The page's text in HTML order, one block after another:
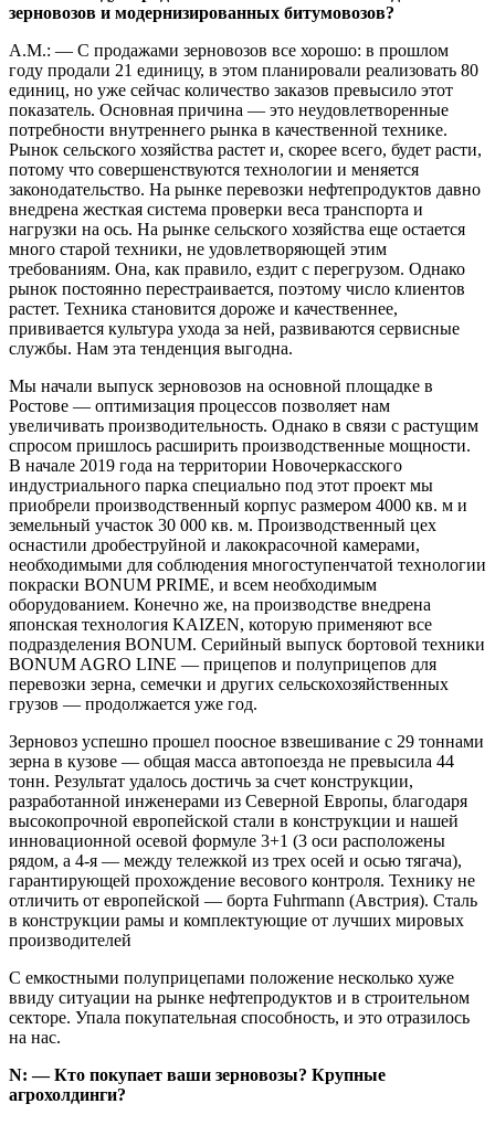
зерновозов и модернизированных битумовозов?
А.М.: — С продажами зерновозов все хорошо: в прошлом
году продали 21 единицу, в этом планировали реализовать 80
единиц, но уже сейчас количество заказов превысило этот
показатель. Основная причина — это неудовлетворенные
потребности внутреннего рынка в качественной технике.
Рынок сельского хозяйства растет и, скорее всего, будет расти,
потому что совершенствуются технологии и меняется
законодательство. На рынке перевозки нефтепродуктов давно
внедрена жесткая система проверки веса транспорта и
нагрузки на ось. На рынке сельского хозяйства еще остается
много старой техники, не удовлетворяющей этим
требованиям. Она, как правило, ездит с перегрузом. Однако
рынок постоянно перестраивается, поэтому число клиентов
растет. Техника становится дороже и качественнее,
прививается культура ухода за ней, развиваются сервисные
службы. Нам эта тенденция выгодна.
Мы начали выпуск зерновозов на основной площадке в
Ростове — оптимизация процессов позволяет нам
увеличивать производительность. Однако в связи с растущим
спросом пришлось расширить производственные мощности.
В начале 2019 года на территории Новочеркасского
индустриального парка специально под этот проект мы
приобрели производственный корпус размером 4000 кв. м и
земельный участок 30 000 кв. м. Производственный цех
оснастили дробеструйной и лакокрасочной камерами,
необходимыми для соблюдения многоступенчатой технологии
покраски BONUM PRIME, и всем необходимым
оборудованием. Конечно же, на производстве внедрена
японская технология KAIZEN, которую применяют все
подразделения BONUM. Серийный выпуск бортовой техники
BONUM AGRO LINE — прицепов и полуприцепов для
перевозки зерна, семечки и других сельскохозяйственных
грузов — продолжается уже год.
Зерновоз успешно прошел поосное взвешивание с 29 тоннами
зерна в кузове — общая масса автопоезда не превысила 44
тонн. Результат удалось достичь за счет конструкции,
разработанной инженерами из Северной Европы, благодаря
высокопрочной европейской стали в конструкции и нашей
инновационной осевой формуле 3+1 (3 оси расположены
рядом, а 4-я — между тележкой из трех осей и осью тягача),
гарантирующей прохождение весового контроля. Технику не
отличить от европейской — борта Fuhrmann (Австрия). Сталь
в конструкции рамы и комплектующие от лучших мировых
производителей
С емкостными полуприцепами положение несколько хуже
ввиду ситуации на рынке нефтепродуктов и в строительном
секторе. Упала покупательная способность, и это отразилось
на нас.
N: — Кто покупает ваши зерновозы? Крупные
агрохолдинги?